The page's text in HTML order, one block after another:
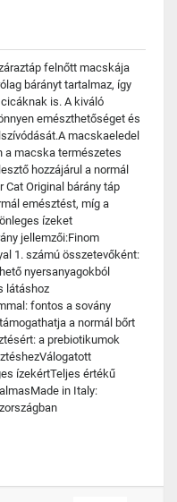
felnőtt macskája
bárányt tartalmaz, így
is. A kiváló
emészthetőséget és
macskaeledel
a macska természetes
hozzájárul a normál
Cat Original bárány táp
emésztést, míg a
ízeket
jellemzői:Finom
1. számú összetevőként:
nyersanyagokból
látáshoz
fontos a sovány
a normál bőrt
a prebiotikumok
ízekértTeljes értékű
in Italy: